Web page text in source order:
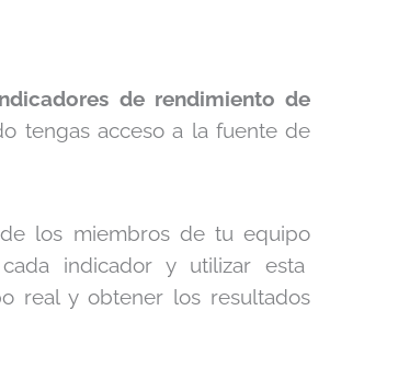
de rendimiento de
tengas acceso a la fuente de
los miembros de tu equipo
indicador y utilizar esta
real y obtener los resultados